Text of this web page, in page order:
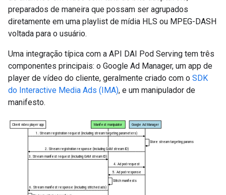
preparados de maneira que possam ser agrupados
diretamente em uma playlist de mídia HLS ou MPEG-DASH
voltada para o usuário.
Uma integração típica com a API DAI Pod Serving tem três
componentes principais: o Google Ad Manager, um app de
player de vídeo do cliente, geralmente criado com o SDK
do Interactive Media Ads (IMA), e um manipulador de
manifesto.